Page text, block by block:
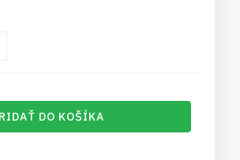
DO KOŠÍKA